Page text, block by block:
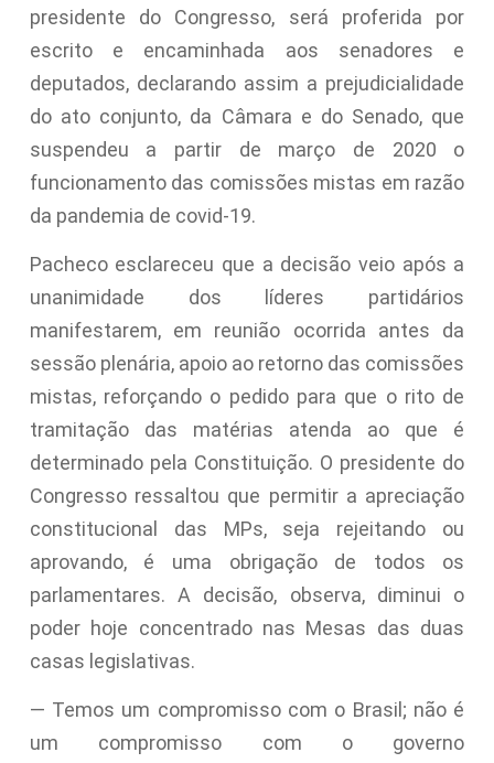
presidente do Congresso, será proferida por
escrito e encaminhada aos senadores e
deputados, declarando assim a prejudicialidade
do ato conjunto, da Câmara e do Senado, que
suspendeu a partir de março de 2020 o
funcionamento das comissões mistas em razão
da pandemia de covid-19.
Pacheco esclareceu que a decisão veio após a
unanimidade dos líderes partidários
manifestarem, em reunião ocorrida antes da
sessão plenária, apoio ao retorno das comissões
mistas, reforçando o pedido para que o rito de
tramitação das matérias atenda ao que é
determinado pela Constituição. O presidente do
Congresso ressaltou que permitir a apreciação
constitucional das MPs, seja rejeitando ou
aprovando, é uma obrigação de todos os
parlamentares. A decisão, observa, diminui o
poder hoje concentrado nas Mesas das duas
casas legislativas.
— Temos um compromisso com o Brasil; não é
um compromisso com o governo